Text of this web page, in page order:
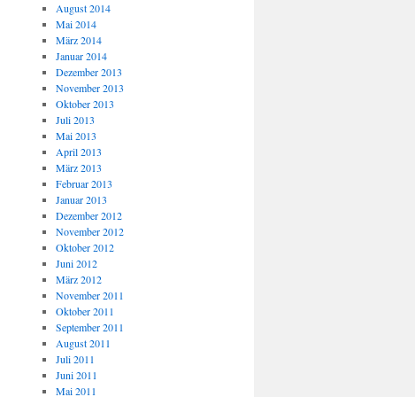
August 2014
Mai 2014
März 2014
Januar 2014
Dezember 2013
November 2013
Oktober 2013
Juli 2013
Mai 2013
April 2013
März 2013
Februar 2013
Januar 2013
Dezember 2012
November 2012
Oktober 2012
Juni 2012
März 2012
November 2011
Oktober 2011
September 2011
August 2011
Juli 2011
Juni 2011
Mai 2011